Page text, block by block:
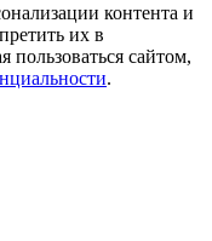
контента и
их в
пользоваться сайтом,
.